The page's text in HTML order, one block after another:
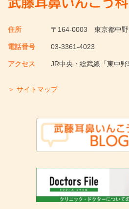
住所 〒164-0003 東京都中
電話番号 03-3361-4023
アクセス JR中央・総武線「東中
＞ サイトマップ